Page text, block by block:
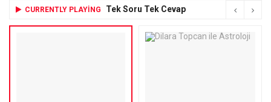
CURRENTLY PLAYING Tek Soru Tek Cevap